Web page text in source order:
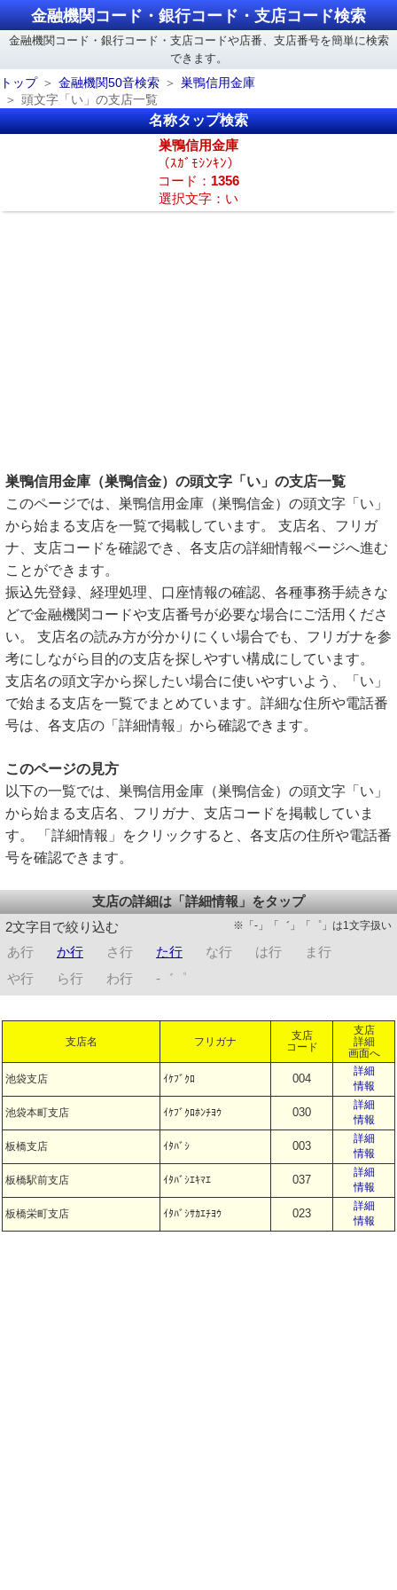
金融機関コード・銀行コード・支店コード検索
金融機関コード・銀行コード・支店コードや店番、支店番号を簡単に検索
できます。
トップ
金融機関50音検索
巣鴨信用金庫
頭文字「い」の支店一覧
名称タップ検索
巣鴨信用金庫
（ｽｶﾞﾓｼﾝｷﾝ）
コード： 1356
選択文字：い
巣鴨信用金庫（巣鴨信金）の頭文字「い」の支店一覧
このページでは、巣鴨信用金庫（巣鴨信金）の頭文字「い」
から始まる支店を一覧で掲載しています。 支店名、フリガ
ナ、支店コードを確認でき、各支店の詳細情報ページへ進む
ことができます。
振込先登録、経理処理、口座情報の確認、各種事務手続きな
どで金融機関コードや支店番号が必要な場合にご活用くださ
い。 支店名の読み方が分かりにくい場合でも、フリガナを参
考にしながら目的の支店を探しやすい構成にしています。
支店名の頭文字から探したい場合に使いやすいよう、「い」
で始まる支店を一覧でまとめています。詳細な住所や電話番
号は、各支店の「詳細情報」から確認できます。
このページの見方
以下の一覧では、巣鴨信用金庫（巣鴨信金）の頭文字「い」
から始まる支店名、フリガナ、支店コードを掲載していま
す。 「詳細情報」をクリックすると、各支店の住所や電話番
号を確認できます。
支店の詳細は「詳細情報」をタップ
2文字目で絞り込む
※「-」「゛」「゜」は1文字扱い
あ行 か行 さ行 た行 な行 は行
ま行
や行
ら行 わ行 -゛゜
支店名 フリガナ
支店
コード
支店
詳細
画面へ
池袋支店 ｲｹﾌﾞｸﾛ 004
詳細
情報
池袋本町支店 ｲｹﾌﾞｸﾛﾎﾝﾁﾖｳ 030
詳細
情報
板橋支店 ｲﾀﾊﾞｼ 003
詳細
情報
板橋駅前支店 ｲﾀﾊﾞｼｴｷﾏｴ 037
詳細
情報
板橋栄町支店 ｲﾀﾊﾞｼｻｶｴﾁﾖｳ 023
詳細
情報